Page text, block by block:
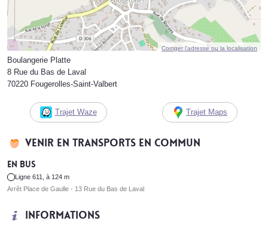
Corriger l’adresse ou la localisation
Boulangerie Platte
8 Rue du Bas de Laval
70220 Fougerolles-Saint-Valbert
Trajet Waze Trajet Maps
Venir en transports en commun
En bus
Ligne 611, à 124 m
Arrêt Place de Gaulle - 13 Rue du Bas de Laval
Informations